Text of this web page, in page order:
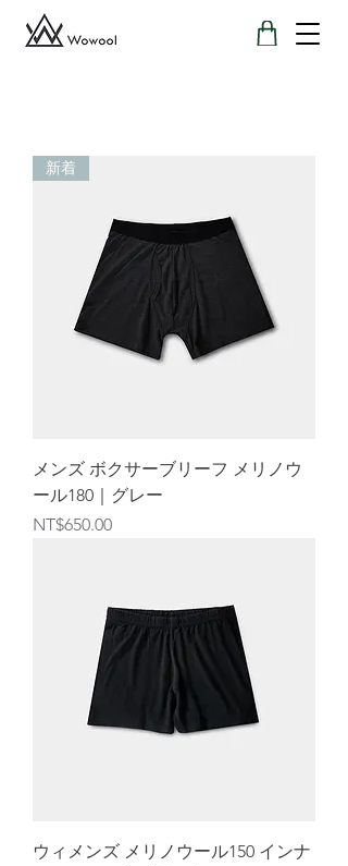
新着
メンズ ボクサーブリーフ メリノウ
ール180｜グレー
価格
NT$650.00
ウィメンズ メリノウール150 インナ